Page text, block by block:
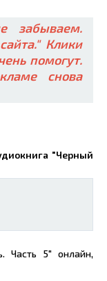
забываем.
Клики
помогут.
снова
"Черный
Часть 5" онлайн,